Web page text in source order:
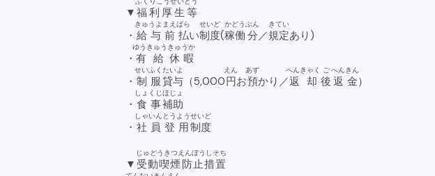
▼ 福利厚生等
・ 給与
きゅうよ
前払
まえばら
い制度
せいど
(稼働
かどう
分
ぶん
／規定
きてい
あり)
・有給
ゆうきゅう
休暇
きゅうか
・ 制服
せいふく
貸与
たいよ
（5,000円
えん
お預
あず
かり／返却
へんきゃく
後
ご
返金
へんきん
）
・ 食事
しょくじ
補助
ほじょ
・ 社員
しゃいん
登用
とうよう
制度
せいど
▼ 受動喫煙防止措置
じゅどうきつえんぼうしそち